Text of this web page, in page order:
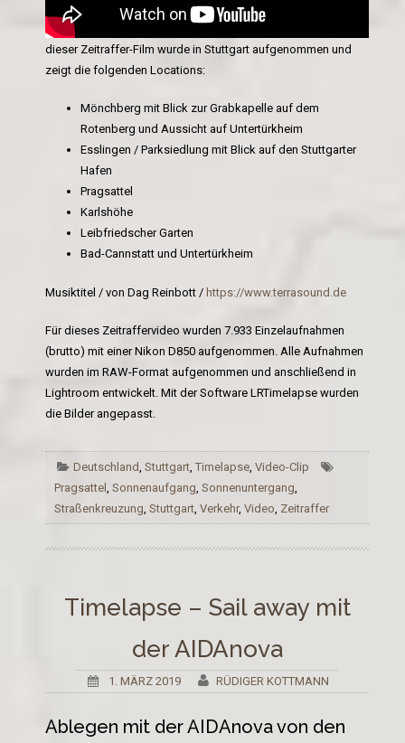
dieser Zeitraffer-Film wurde in Stuttgart aufgenommen und
zeigt die folgenden Locations:
Mönchberg mit Blick zur Grabkapelle auf dem
Rotenberg und Aussicht auf Untertürkheim
Esslingen / Parksiedlung mit Blick auf den Stuttgarter
Hafen
Pragsattel
Karlshöhe
Leibfriedscher Garten
Bad-Cannstatt und Untertürkheim
Musiktitel / von Dag Reinbott / https://www.terrasound.de
Für dieses Zeitraffervideo wurden 7.933 Einzelaufnahmen
(brutto) mit einer Nikon D850 aufgenommen. Alle Aufnahmen
wurden im RAW-Format aufgenommen und anschließend in
Lightroom entwickelt. Mit der Software LRTimelapse wurden
die Bilder angepasst.
Deutschland ,Stuttgart ,Timelapse ,Video-Clip
Pragsattel Sonnenaufgang Sonnenuntergang
Straßenkreuzung Stuttgart Verkehr, Video Zeitraffer
Timelapse – Sail away mit
der AIDAnova
1. MÄRZ 2019 RÜDIGER KOTTMANN
Ablegen mit der AIDAnova von den